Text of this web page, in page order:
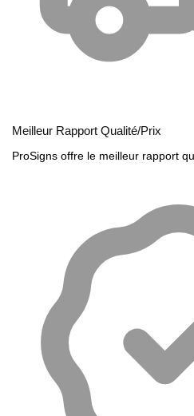
Meilleur Rapport Qualité/Prix
ProSigns offre le meilleur rapport